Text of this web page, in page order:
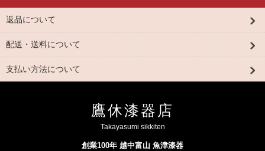
返品について
配送・送料について
支払い方法について
鷹休漆器店
Takayasumi sikkiten
創業100年 越中富山 魚津漆器